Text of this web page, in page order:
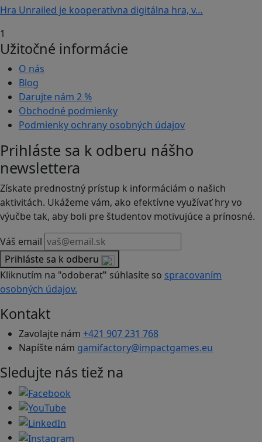
Hra Unrailed je kooperatívna digitálna hra, v…
1
Užitočné informácie
O nás
Blog
Darujte nám 2 %
Obchodné podmienky
Podmienky ochrany osobných údajov
Prihláste sa k odberu nášho
newslettera
Získate prednostný prístup k informáciám o našich
aktivitách. Ukážeme vám, ako efektívne využívať hry vo
výučbe tak, aby boli pre študentov motivujúce a prínosné.
Váš email
Prihláste sa k odberu
Kliknutím na "odoberať" súhlasíte so spracovaním
osobných údajov.
Kontakt
Zavolajte nám +421 907 231 768
Napíšte nám gamifactory@impactgames.eu
Sledujte nás tiež na